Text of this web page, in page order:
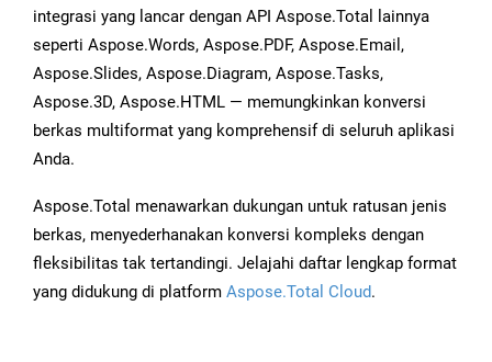
integrasi yang lancar dengan API Aspose.Total lainnya
seperti Aspose.Words, Aspose.PDF, Aspose.Email,
Aspose.Slides, Aspose.Diagram, Aspose.Tasks,
Aspose.3D, Aspose.HTML — memungkinkan konversi
berkas multiformat yang komprehensif di seluruh aplikasi
Anda.
Aspose.Total menawarkan dukungan untuk ratusan jenis
berkas, menyederhanakan konversi kompleks dengan
fleksibilitas tak tertandingi. Jelajahi daftar lengkap format
yang didukung di platform Aspose.Total Cloud.